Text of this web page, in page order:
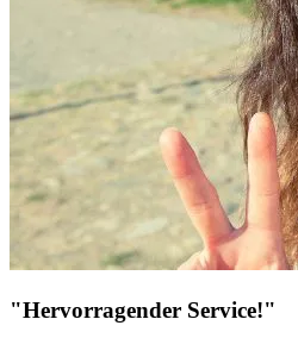
"Hervorragender Service!"